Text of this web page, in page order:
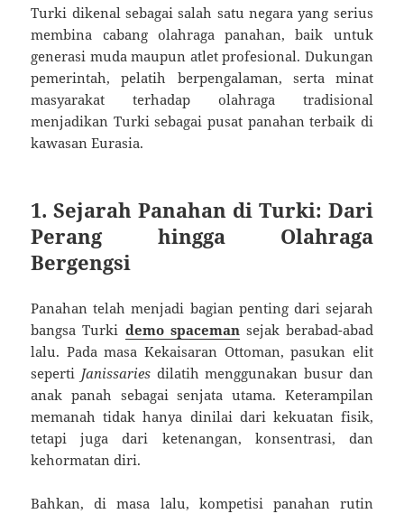
Turki dikenal sebagai salah satu negara yang serius
membina cabang olahraga panahan, baik untuk
generasi muda maupun atlet profesional. Dukungan
pemerintah, pelatih berpengalaman, serta minat
masyarakat terhadap olahraga tradisional
menjadikan Turki sebagai pusat panahan terbaik di
kawasan Eurasia.
1. Sejarah Panahan di Turki: Dari
Perang hingga Olahraga
Bergengsi
Panahan telah menjadi bagian penting dari sejarah
bangsa Turki demo spacemansejak berabad-abad
lalu. Pada masa Kekaisaran Ottoman, pasukan elit
seperti Janissaries dilatih menggunakan busur dan
anak panah sebagai senjata utama. Keterampilan
memanah tidak hanya dinilai dari kekuatan fisik,
tetapi juga dari ketenangan, konsentrasi, dan
kehormatan diri.
Bahkan, di masa lalu, kompetisi panahan rutin